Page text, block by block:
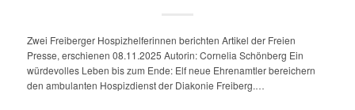
Zwei Freiberger Hospizhelferinnen berichten Artikel der Freien
Presse, erschienen 08.11.2025 Autorin: Cornelia Schönberg Ein
würdevolles Leben bis zum Ende: Elf neue Ehrenamtler bereichern
den ambulanten Hospizdienst der Diakonie Freiberg.…